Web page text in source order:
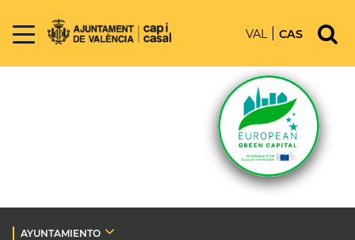
VAL CAS
AYUNTAMIENTO